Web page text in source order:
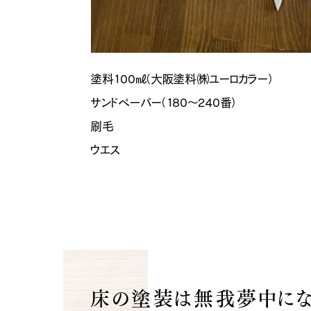
塗料100㎖（大阪塗料㈱ユーロカラー）
サンドペーパー（180～240番）
刷毛
ウエス
床の塗装は無我夢中にな